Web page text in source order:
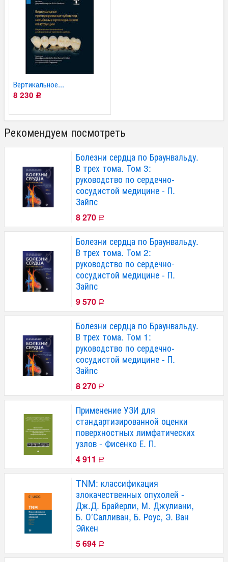
Вертикальное...
8 230 Р
Рекомендуем посмотреть
Болезни сердца по Браунвальду.
В трех тома. Том 3:
руководство по сердечно-
сосудистой медицине - П.
Зайпс
8 270 Р
Болезни сердца по Браунвальду.
В трех тома. Том 2:
руководство по сердечно-
сосудистой медицине - П.
Зайпс
9 570 Р
Болезни сердца по Браунвальду.
В трех тома. Том 1:
руководство по сердечно-
сосудистой медицине - П.
Зайпс
8 270 Р
Применение УЗИ для
стандартизированной оценки
поверхностных лимфатических
узлов - Фисенко Е. П.
4 911 Р
TNM: классификация
злокачественных опухолей -
Дж.Д. Брайерли, М. Джулиани,
Б. О’Салливан, Б. Роус, Э. Ван
Эйкен
5 694 Р